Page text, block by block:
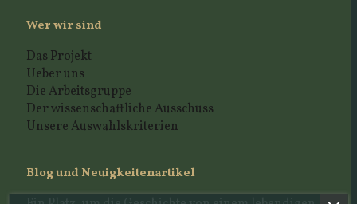
Wer wir sind
Das Projekt
Ueber uns
Die Arbeitsgruppe
Der wissenschaftliche Ausschuss
Unsere Auswahlskriterien
Blog und Neuigkeitenartikel